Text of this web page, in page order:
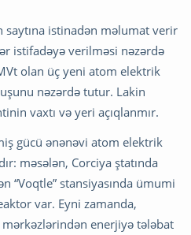
saytına istinadən məlumat verir
istifadəyə verilməsi nəzərdə
olan üç yeni atom elektrik
nəzərdə tutur. Lakin
vaxtı və yeri açıqlanmır.
gücü ənənəvi atom elektrik
məsələn, Corciya ştatında
“Voqtle” stansiyasında ümumi
var. Eyni zamanda,
mərkəzlərindən enerjiyə tələbat